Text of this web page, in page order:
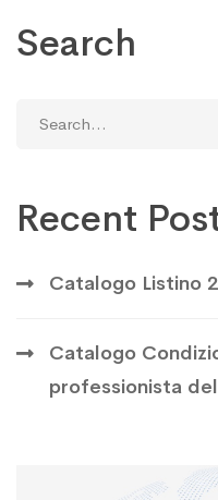
Search
Recent
Catalogo Listino
Catalogo
professionista